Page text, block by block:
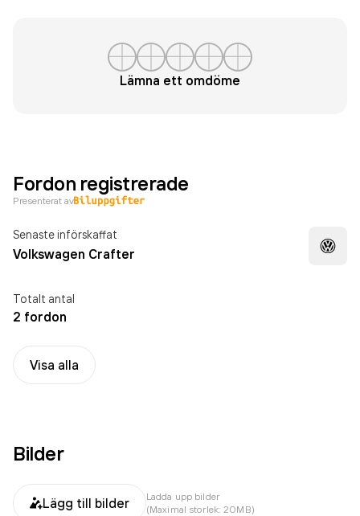
Lämna ett omdöme
Fordon registrerade
Presenterat av
Senaste införskaffat
Volkswagen Crafter
Totalt antal
2 fordon
Visa alla
Bilder
Lägg till bilder
Ladda upp bilder
(Maximal storlek: 20MB)